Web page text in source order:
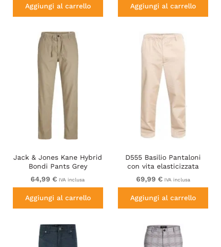
Aggiungi al carrello Aggiungi al carrello
Jack & Jones Kane Hybrid
Bondi Pants Grey
64,99 € IVA inclusa
Aggiungi al carrello
D555 Basilio Pantaloni
con vita elasticizzata
Beige
69,99 € IVA inclusa
Aggiungi al carrello